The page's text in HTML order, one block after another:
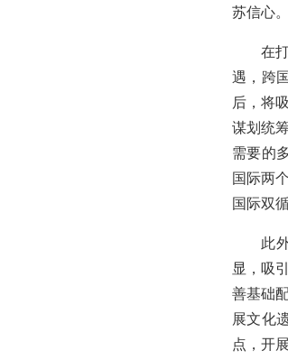
苏信心
在
遇，跨
后，将
谋划统
需要的
国际两
国际双
此
显，吸
善基础
展文化
点，开